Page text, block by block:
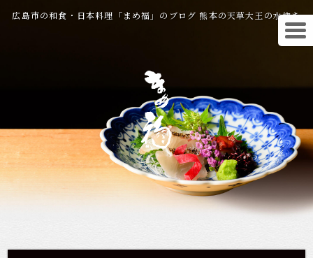
広島市の和食・日本料理「まめ福」のブログ 熊本の天草大王の水炊き